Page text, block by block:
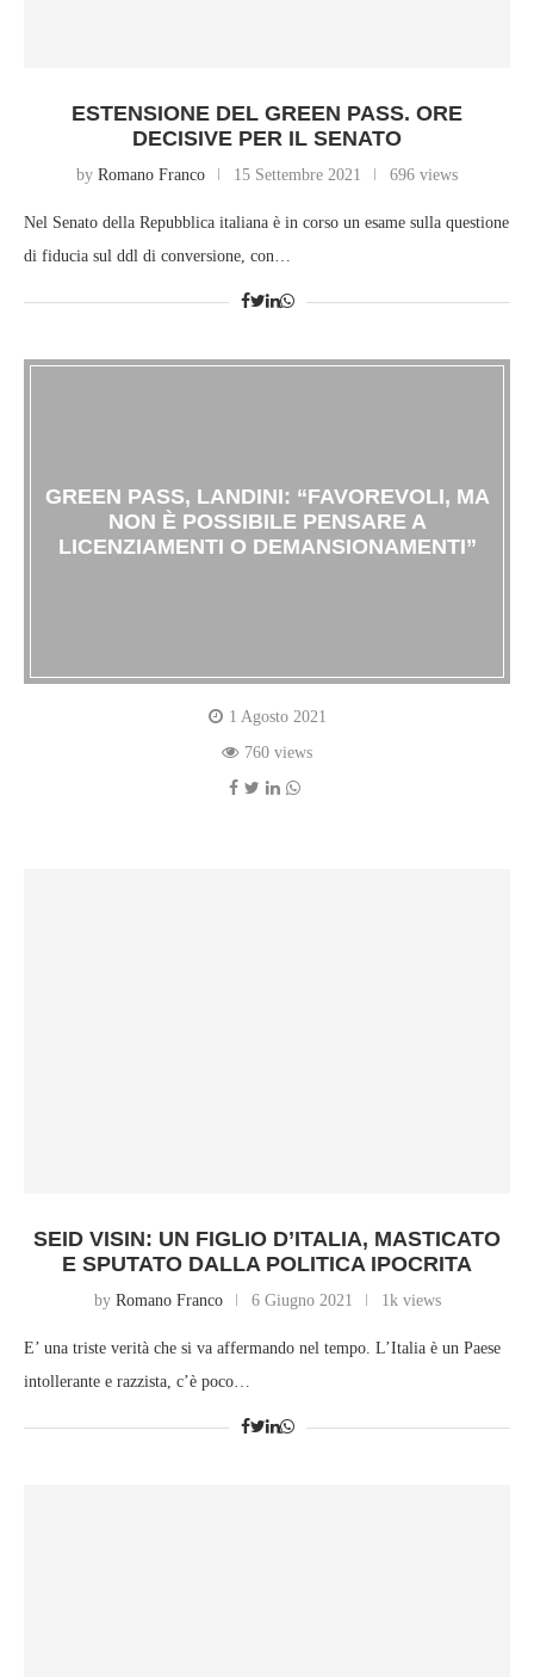
ESTENSIONE DEL GREEN PASS. ORE
DECISIVE PER IL SENATO
by Romano Franco 15 Settembre 2021 696 views
Nel Senato della Repubblica italiana è in corso un esame sulla questione
di fiducia sul ddl di conversione, con…
GREEN PASS, LANDINI: “FAVOREVOLI, MA
NON È POSSIBILE PENSARE A
LICENZIAMENTI O DEMANSIONAMENTI”
1 Agosto 2021
760 views
SEID VISIN: UN FIGLIO D’ITALIA, MASTICATO
E SPUTATO DALLA POLITICA IPOCRITA
by Romano Franco 6 Giugno 2021 1k views
E’ una triste verità che si va affermando nel tempo. L’Italia è un Paese
intollerante e razzista, c’è poco…